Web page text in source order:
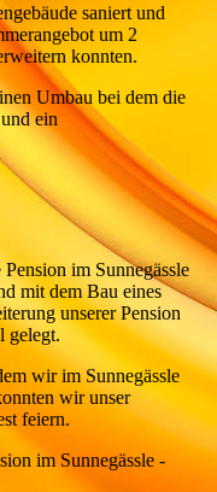
saniert und
um 2
konnten.
Umbau bei dem die
ein
im Sunnegässle
mit dem Bau eines
unserer Pension
gelegt.
wir im Sunnegässle
wir unser
feiern.
im Sunnegässle -